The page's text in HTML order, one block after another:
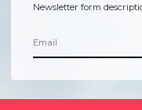
Newsletter form